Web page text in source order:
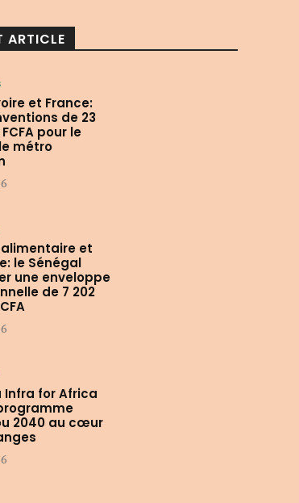
ARTICLE
et France:
de 23
pour le
métro
et
le Sénégal
une enveloppe
de 7 202
Infra for Africa
2040 au cœur